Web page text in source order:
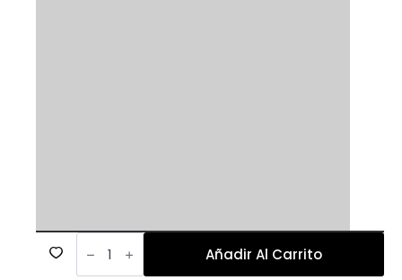
38
cantidad Añadir Al Carrito